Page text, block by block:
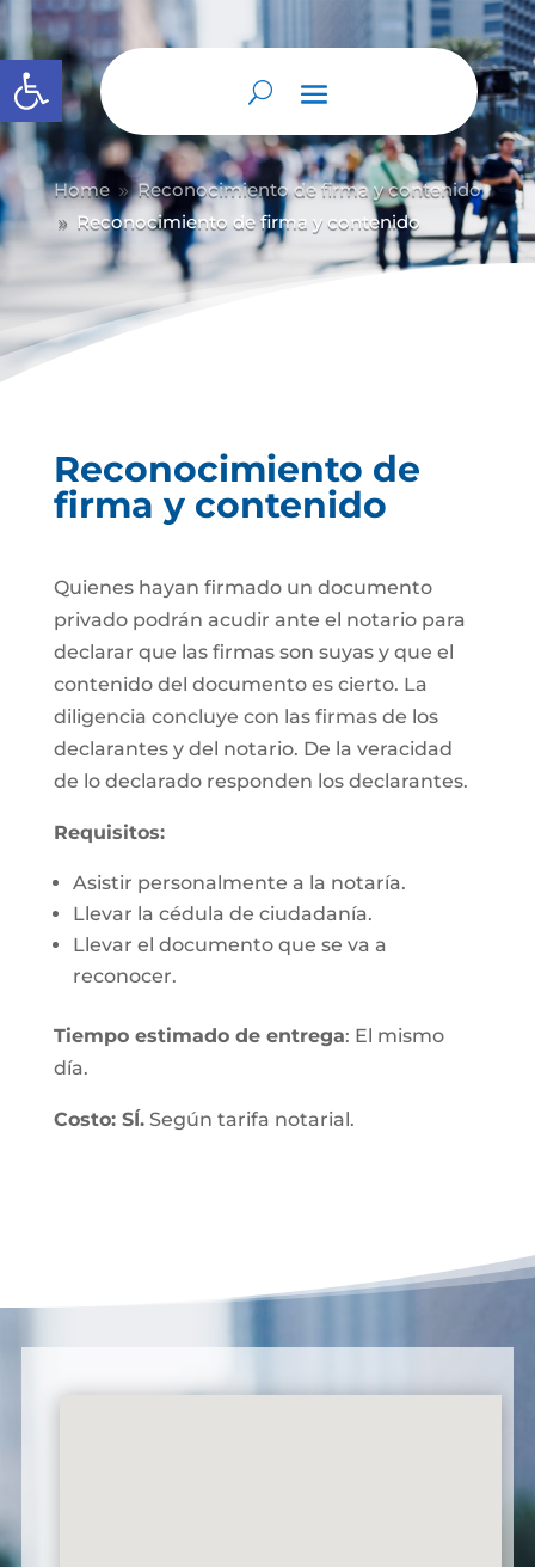
Abrir barra de herramientas
Home 9 Reconocimiento de firma y contenido
9 Reconocimiento de firma y contenido
Reconocimiento de
firma y contenido
Quienes hayan firmado un documento
privado podrán acudir ante el notario para
declarar que las firmas son suyas y que el
contenido del documento es cierto. La
diligencia concluye con las firmas de los
declarantes y del notario. De la veracidad
de lo declarado responden los declarantes.
Requisitos:
Asistir personalmente a la notaría.
Llevar la cédula de ciudadanía.
Llevar el documento que se va a
reconocer.
Tiempo estimado de entrega: El mismo
día.
Costo: SÍ.Según tarifa notarial.